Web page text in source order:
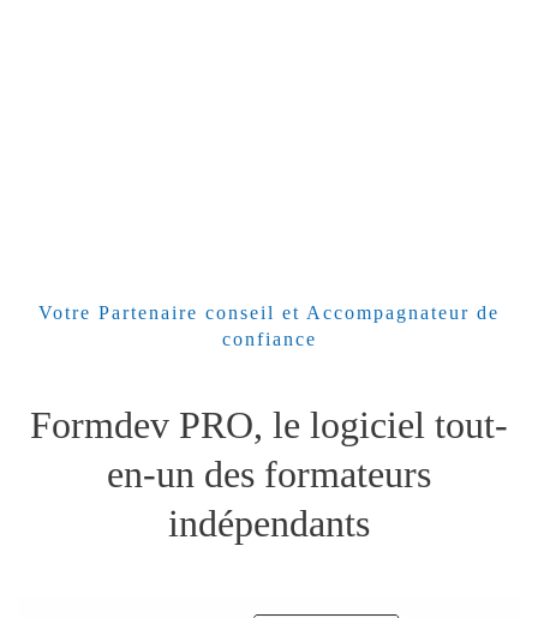
Votre Partenaire conseil et Accompagnateur de
confiance
Formdev PRO, le logiciel tout-
en-un des formateurs
indépendants